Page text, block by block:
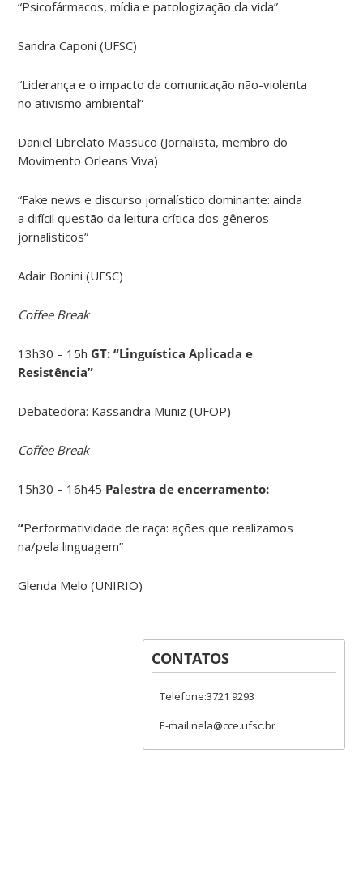
“Psicofármacos, mídia e patologização da vida”
Sandra Caponi (UFSC)
“Liderança e o impacto da comunicação não-violenta
no ativismo ambiental”
Daniel Librelato Massuco (Jornalista, membro do
Movimento Orleans Viva)
“Fake news e discurso jornalístico dominante: ainda
a difícil questão da leitura crítica dos gêneros
jornalísticos”
Adair Bonini (UFSC)
Coffee Break
13h30 – 15h GT: “Linguística Aplicada e
Resistência”
Debatedora: Kassandra Muniz (UFOP)
Coffee Break
15h30 – 16h45 Palestra de encerramento:
“Performatividade de raça: ações que realizamos
na/pela linguagem”
Glenda Melo (UNIRIO)
CONTATOS
Telefone:3721 9293
E-mail:nela@cce.ufsc.br